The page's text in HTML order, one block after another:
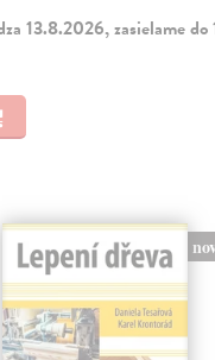
13.8.2026, zasielame do